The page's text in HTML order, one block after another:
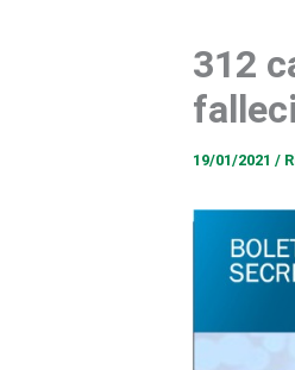
312
19/01/2021 /